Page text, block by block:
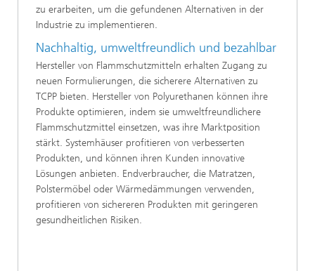
zu erarbeiten, um die gefundenen Alternativen in der
Industrie zu implementieren.
Nachhaltig, umweltfreundlich und bezahlbar
Hersteller von Flammschutzmitteln erhalten Zugang zu
neuen Formulierungen, die sicherere Alternativen zu
TCPP bieten. Hersteller von Polyurethanen können ihre
Produkte optimieren, indem sie umweltfreundlichere
Flammschutzmittel einsetzen, was ihre Marktposition
stärkt. Systemhäuser profitieren von verbesserten
Produkten, und können ihren Kunden innovative
Lösungen anbieten. Endverbraucher, die Matratzen,
Polstermöbel oder Wärmedämmungen verwenden,
profitieren von sichereren Produkten mit geringeren
gesundheitlichen Risiken.